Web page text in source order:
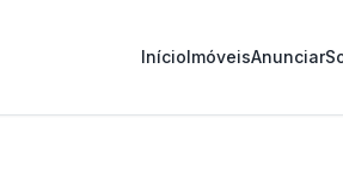
InícioImóveisAnunciar